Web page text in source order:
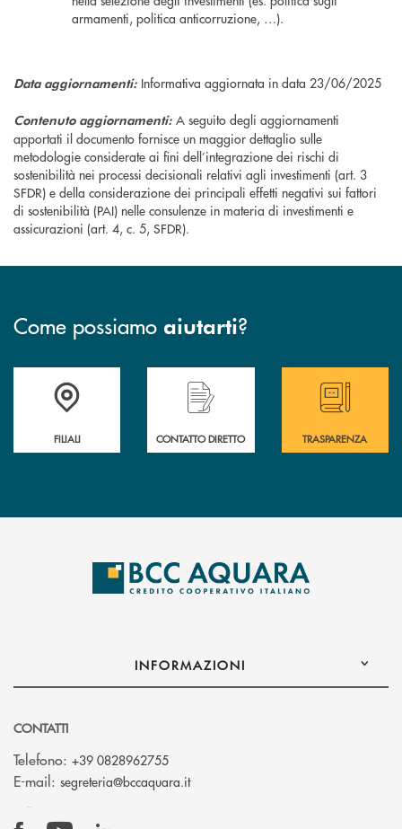
armamenti, politica anticorruzione, …).
Data aggiornamenti: Informativa aggiornata in data 23/06/2025
Contenuto aggiornamenti: A seguito degli aggiornamenti
apportati il documento fornisce un maggior dettaglio sulle
metodologie considerate ai fini dell’integrazione dei rischi di
sostenibilità nei processi decisionali relativi agli investimenti (art. 3
SFDR) e della considerazione dei principali effetti negativi sui fattori
di sostenibilità (PAI) nelle consulenze in materia di investimenti e
assicurazioni (art. 4, c. 5, SFDR).
Come possiamo aiutarti?
Trova la filiale più vicina a te
FILIALI
Hai bisogno di assistenza immediata ?
CONTATTO DIRETTO
Hai bisogno di
TRASPARENZA
INFORMAZIONI
CONTATTI
Telefono: +39 0828962755
E-mail: segreteria@bccaquara.it(si apre l’app di posta elettronica)